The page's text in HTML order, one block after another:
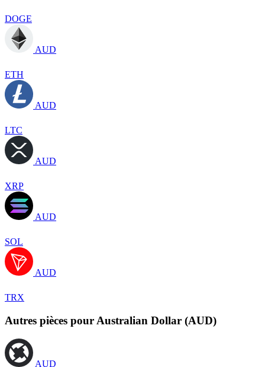
DOGE
AUD
ETH
AUD
LTC
AUD
XRP
AUD
SOL
AUD
TRX
Autres pièces pour Australian Dollar (AUD)
AUD